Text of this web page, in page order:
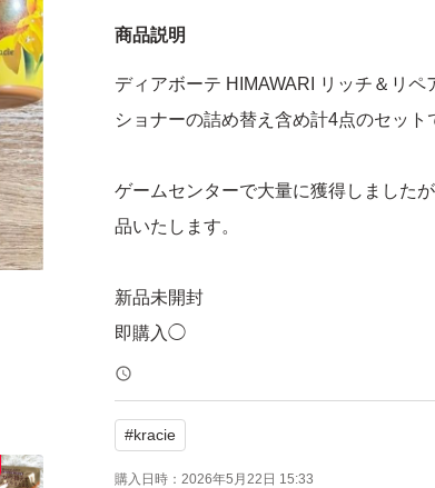
商品説明
ディアボーテ HIMAWARI リッチ＆リペ
ショナーの詰め替え含め計4点のセット
ゲームセンターで大量に獲得しました
品いたします。
新品未開封
即購入◯
素人保管の為、神経質な方のご購入はお
保管はペット・喫煙者がいない環境で
発送は基本的に水曜日〜金曜日になり
#kracie
購入日時： 2026年5月22日 15:33